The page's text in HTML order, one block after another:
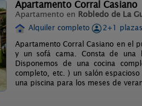
Apartamento Corral Casiano
Apartamento en Robledo de La
Alquiler completo
2+1 plazas
Apartamento Corral Casiano en el
y un sofá cama. Consta de una
Disponemos de una cocina
completo, etc. ) un salón
una piscina para los meses de